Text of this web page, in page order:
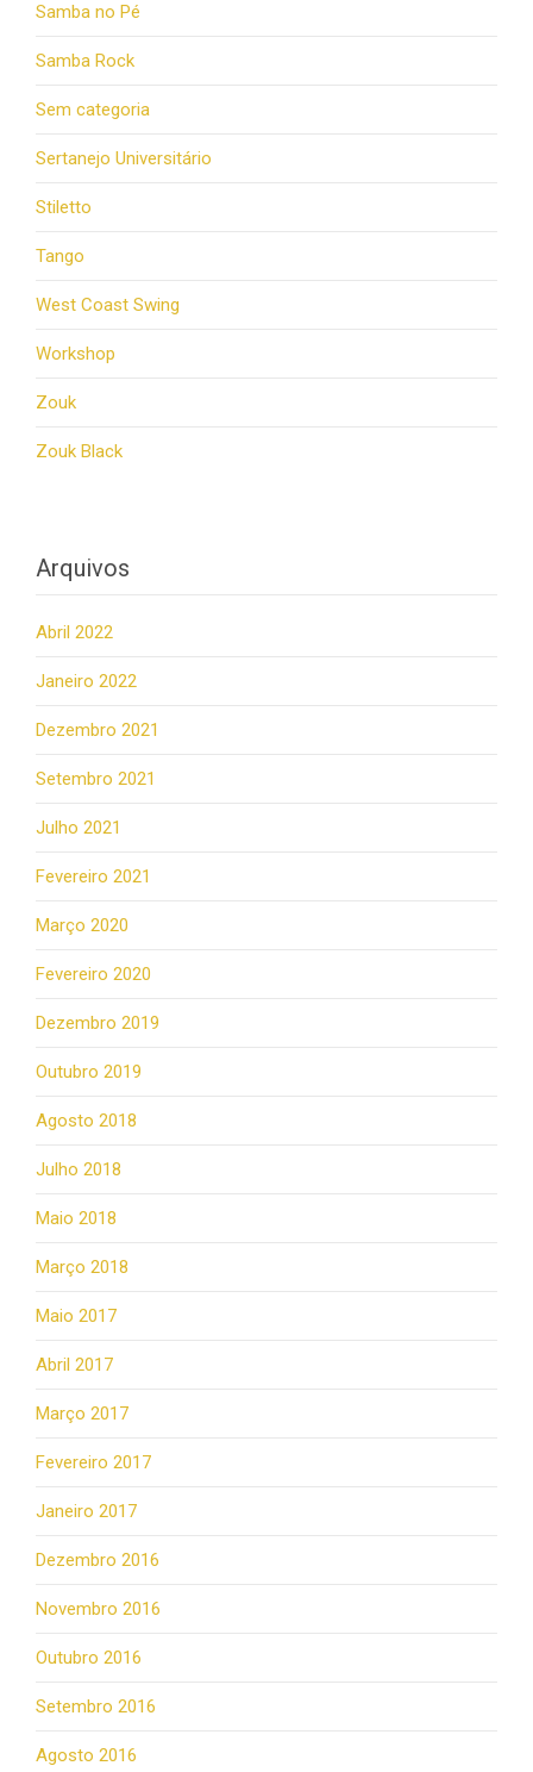
Samba no Pé
Samba Rock
Sem categoria
Sertanejo Universitário
Stiletto
Tango
West Coast Swing
Workshop
Zouk
Zouk Black
Arquivos
Abril 2022
Janeiro 2022
Dezembro 2021
Setembro 2021
Julho 2021
Fevereiro 2021
Março 2020
Fevereiro 2020
Dezembro 2019
Outubro 2019
Agosto 2018
Julho 2018
Maio 2018
Março 2018
Maio 2017
Abril 2017
Março 2017
Fevereiro 2017
Janeiro 2017
Dezembro 2016
Novembro 2016
Outubro 2016
Setembro 2016
Agosto 2016